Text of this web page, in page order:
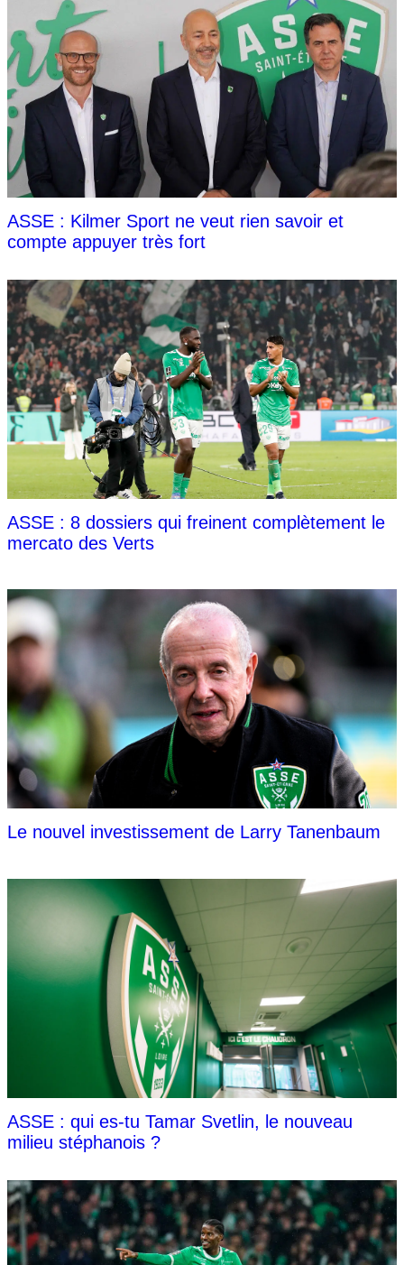
ASSE : Kilmer Sport ne veut rien savoir et
compte appuyer très fort
ASSE : 8 dossiers qui freinent complètement le
mercato des Verts
Le nouvel investissement de Larry Tanenbaum
ASSE : qui es-tu Tamar Svetlin, le nouveau
milieu stéphanois ?